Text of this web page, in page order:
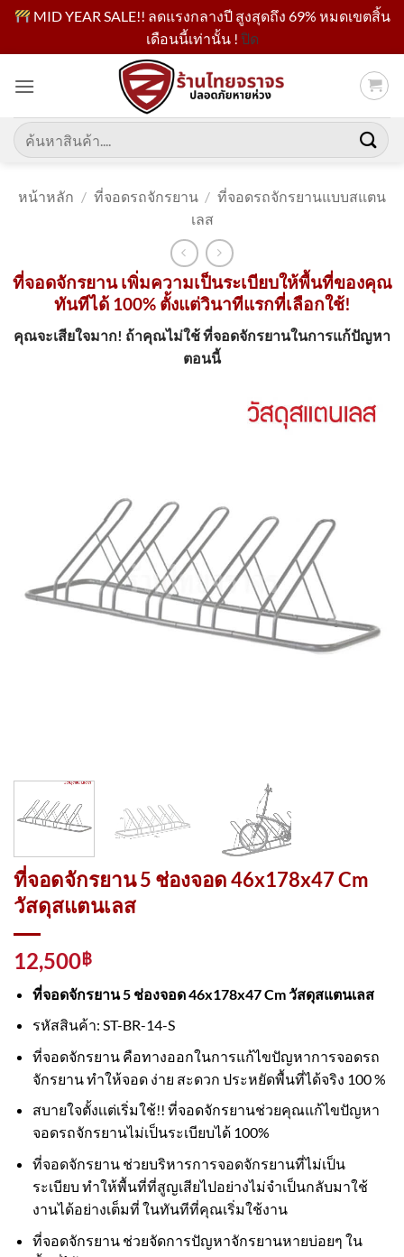
MID YEAR SALE!! ลดแรงกลางปี สูงสุดถึง 69% หมดเขตสิ้น
เดือนนี้เท่านั้น ! ปิด
เนื้อหา
ค้นหา:
หน้าหลัก / ที่จอดรถจักรยาน / ที่จอดรถจักรยานแบบสแตน
เลส
ที่จอดจักรยาน เพิ่มความเป็นระเบียบให้พื้นที่ของคุณ
ทันทีได้ 100% ตั้งแต่วินาทีแรกที่เลือกใช้!
คุณจะเสียใจมาก! ถ้าคุณไม่ใช้ ที่จอดจักรยานในการแก้ปัญหา
ตอนนี้
ที่จอดจักรยาน 5 ช่องจอด 46x178x47 Cm
วัสดุสแตนเลส
12,500฿
ที่จอดจักรยาน 5 ช่องจอด 46x178x47 Cm วัสดุสแตนเลส
รหัสสินค้า: ST-BR-14-S
ที่จอดจักรยาน คือทางออกในการแก้ไขปัญหาการจอดรถ
จักรยาน ทำให้จอด ง่าย สะดวก ประหยัดพื้นที่ได้จริง 100 %
สบายใจตั้งเเต่เริ่มใช้!! ที่จอดจักรยานช่วยคุณแก้ไขปัญหา
จอดรถจักรยานไม่เป็นระเบียบได้ 100%
ที่จอดจักรยาน ช่วยบริหารการจอดจักรยานที่ไม่เป็น
ระเบียบ ทำให้พื้นที่ที่สูญเสียไปอย่างไม่จำเป็นกลับมาใช้
งานได้อย่างเต็มที่ ในทันทีที่คุณเริ่มใช้งาน
ที่จอดจักรยาน ช่วยจัดการปัญหาจักรยานหายบ่อยๆ ใน